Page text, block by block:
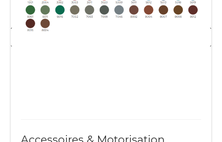
Accessoires & Motorisation